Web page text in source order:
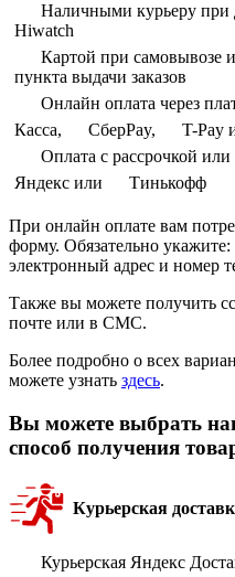
Наличными курьеру при
Hiwatch
Картой при самовывозе
пункта выдачи заказов
Онлайн оплата через
Касса,
СберPay, T-Pay
Оплата с рассрочкой или
Яндекс или
Тинькофф
При онлайн оплате вам
форму. Обязательно
электронный адрес и номер
Также вы можете получить
почте или в СМС.
Более подробно о всех
можете узнать здесь.
Вы можете выбрать
способ получения
Курьерская
Курьерская Яндекс